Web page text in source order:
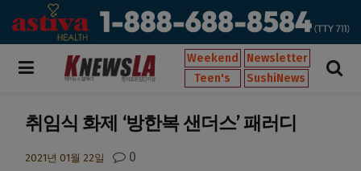
Weekend
Newsletter
Teen's
SushiNews
취임식 화제 ‘방한복 샌더스’ 패러디
2021년 01월 22일 0